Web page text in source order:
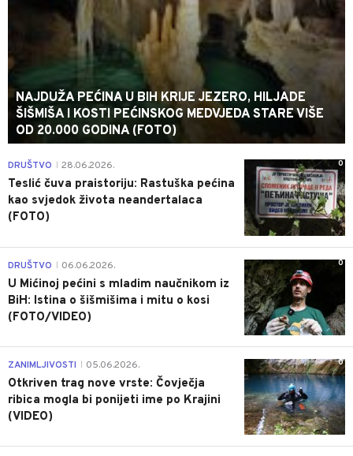
NAJDUŽA PEĆINA U BIH KRIJE JEZERO, HILJADE
ŠIŠMIŠA I KOSTI PEĆINSKOG MEDVJEDA STARE VIŠE
OD 20.000 GODINA (FOTO)
0
DRUŠTVO 28.06.2026.
Teslić čuva praistoriju: Rastuška pećina
kao svjedok života neandertalaca
(FOTO)
0
DRUŠTVO 06.06.2026.
U Mićinoj pećini s mladim naučnikom iz
BiH: Istina o šišmišima i mitu o kosi
(FOTO/VIDEO)
0
ZANIMLJIVOSTI 05.06.2026.
Otkriven trag nove vrste: Čovječja
ribica mogla bi ponijeti ime po Krajini
(VIDEO)